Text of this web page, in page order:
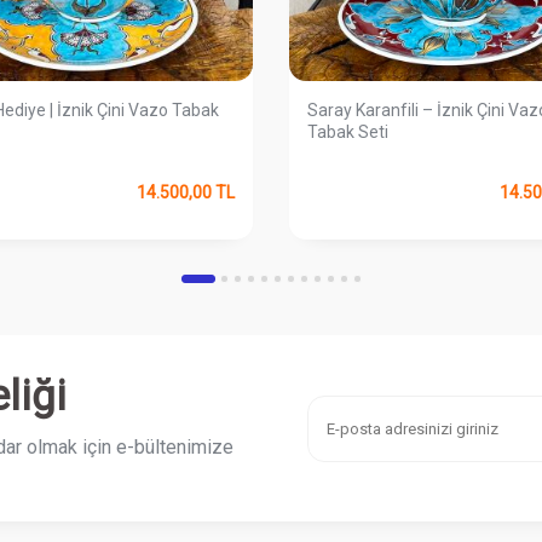
| İznik Çini Vazo Tabak
14.500,00TL
Saray Karanfili – İznik Çini
Tabak Seti
olmak için e-bültenimize